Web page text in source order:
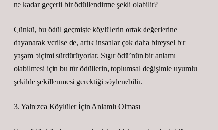
ne kadar geçerli bir ödüllendirme şekli olabilir?
Çünkü, bu ödül geçmişte köylülerin ortak değerlerine
dayanarak verilse de, artık insanlar çok daha bireysel bir
yaşam biçimi sürdürüyorlar. Sıgır ödü’nün bir anlamı
olabilmesi için bu tür ödüllerin, toplumsal değişimle uyumlu
şekilde şekillenmesi gerektiği söylenebilir.
3. Yalnızca Köylüler İçin Anlamlı Olması